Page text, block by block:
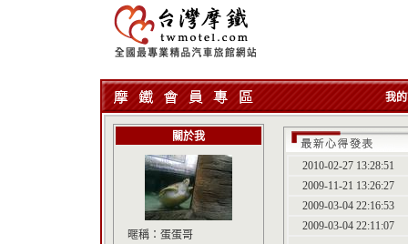
我
關於我
暱稱： 蛋蛋哥
2010-02-27 13:28:51
2009-11-21 13:26:27
2009-03-04 22:16:53
2009-03-04 22:11:07